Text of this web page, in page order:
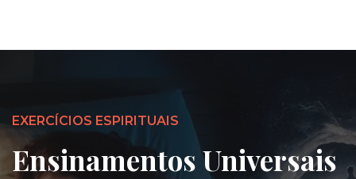
EXERCÍCIOS ESPIRITUAIS
Ensinamentos Universais